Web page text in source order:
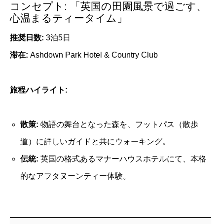
コンセプト: 「英国の田園風景で過ごす、
心温まるティータイム」
推奨日数: 3泊5日
滞在: Ashdown Park Hotel & Country Club
旅程ハイライト:
散策: 物語の舞台となった森を、フットパス（散歩
道）に詳しいガイドと共にウォーキング。
伝統: 英国の格式あるマナーハウスホテルにて、本格
的なアフタヌーンティー体験。